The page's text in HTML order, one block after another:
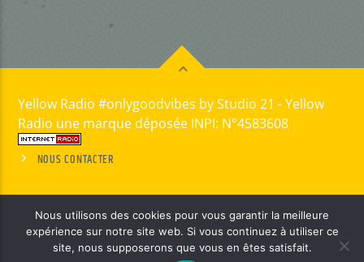
Yellow Radio #onlygoodvibes by Studio 21 - Yellow
Radio une marque déposée INPI: N°4583608
NOUS CONTACTER
Nous utilisons des cookies pour vous garantir la meilleure
expérience sur notre site web. Si vous continuez à utiliser ce
site, nous supposerons que vous en êtes satisfait.